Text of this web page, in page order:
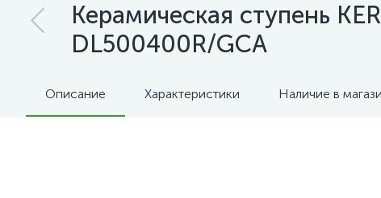
Керамическая ступень
DL500400R/GCA
Описание Характеристики Наличие в